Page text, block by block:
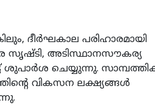
ദീര്‍ഘകാല പരിഹാരമായി
സൃഷ്ടി, അടിസ്ഥാനസൗകര്യ
ശുപാര്‍ശ ചെയ്യുന്നു.
വികസന ലക്ഷ്യങ്ങള്‍